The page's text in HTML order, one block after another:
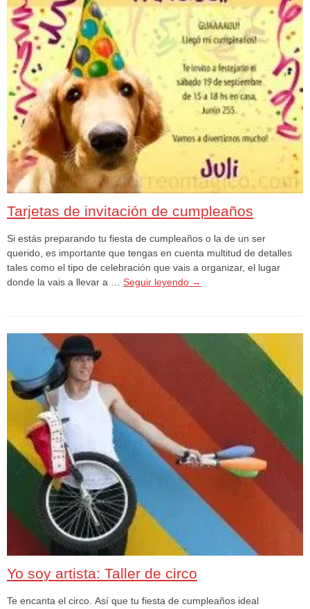
Tarjetas de invitación de cumpleaños
Si estás preparando tu fiesta de cumpleaños o la de un ser
querido, es importante que tengas en cuenta multitud de detalles
tales como el tipo de celebración que vais a organizar, el lugar
donde la vais a llevar a … Seguir leyendo →
Yo soy artista: Taller de circo
Te encanta el circo. Así que tu fiesta de cumpleaños ideal